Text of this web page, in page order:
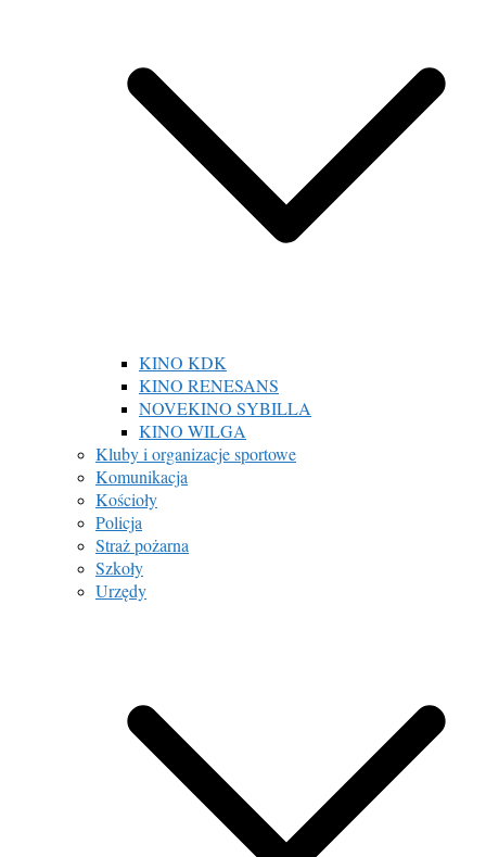
KINO KDK
KINO RENESANS
NOVEKINO SYBILLA
KINO WILGA
Kluby i organizacje sportowe
Komunikacja
Kościoły
Policja
Straż pożarna
Szkoły
Urzędy